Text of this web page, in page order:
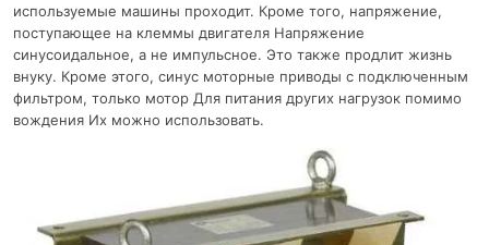
используемые машины проходит. Кроме того, напряжение,
поступающее на клеммы двигателя Напряжение
синусоидальное, а не импульсное. Это также продлит жизнь
внуку. Кроме этого, синус моторные приводы с подключенным
фильтром, только мотор Для питания других нагрузок помимо
вождения Их можно использовать.